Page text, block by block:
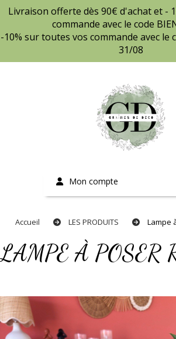
Livraison offerte dès 90€ d'achat et -
commande avec le code
-10% sur toutes vos commande avec le
31/08
Mon compte
Accueil LES PRODUITS Lampe
LAMPE À POSER